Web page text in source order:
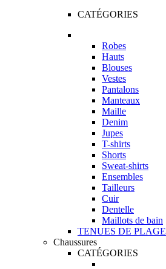
CATÉGORIES
Robes
Hauts
Blouses
Vestes
Pantalons
Manteaux
Maille
Denim
Jupes
T-shirts
Shorts
Sweat-shirts
Ensembles
Tailleurs
Cuir
Dentelle
Maillots de bain
TENUES DE PLAGE
Chaussures
CATÉGORIES